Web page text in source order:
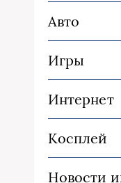
Авто
Игры
Интернет
Косплей
Новости